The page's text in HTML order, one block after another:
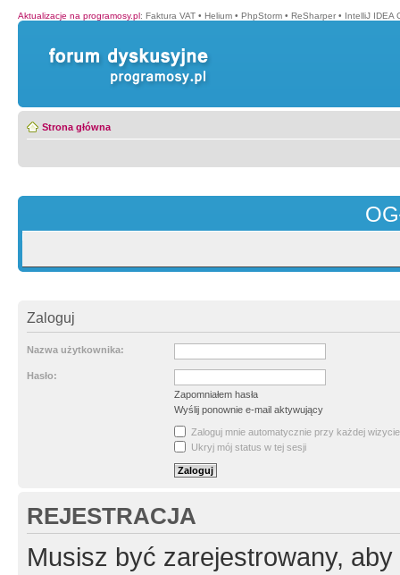
Aktualizacje na programosy.pl: Faktura VAT • Helium • PhpStorm • ReSharper • IntelliJ IDEA
Strona główna
Zaloguj
Nazwa użytkownika:
Hasło:
Zapomniałem hasła
Wyślij ponownie e-mail aktywujący
Zaloguj mnie automatycznie przy każdej wizycie
Ukryj mój status w tej sesji
REJESTRACJA
Musisz być zarejestrowany,